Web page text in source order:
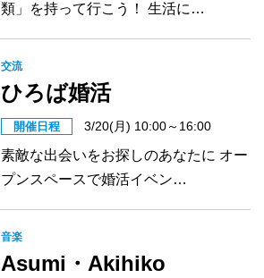
類」を持って行こう！ 生活に…
交流
ひろば婚活
開催日程 3/20(月) 10:00～16:00
素敵な出会いをお探しのあなたに オー
プンスペースで婚活イベン…
音楽
Asumi・Akihiko